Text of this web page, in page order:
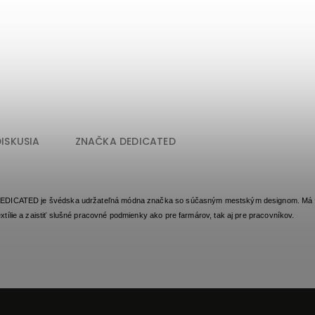
ZNAČKA DEDICATED
je švédska udržateľná módna značka so súčasným mestským designom.
a zaistiť slušné pracovné podmienky ako pre farmárov, tak aj pre pracovníkov.